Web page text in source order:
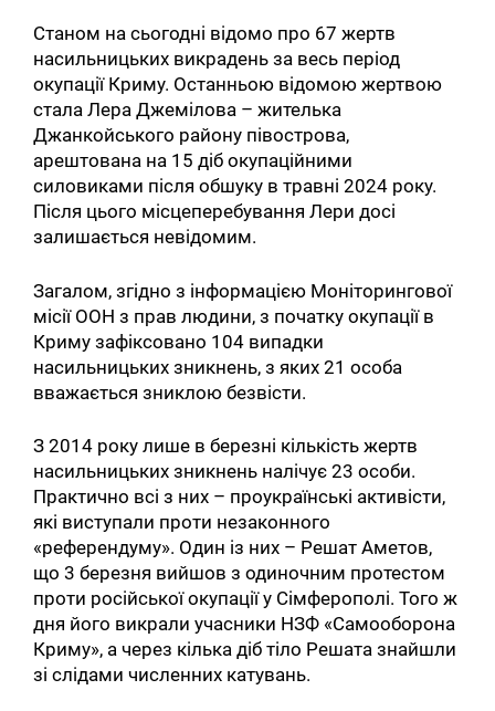
Станом на сьогодні відомо про 67 жертв
насильницьких викрадень за весь період
окупації Криму. Останньою відомою жертвою
стала Лера Джемілова – жителька
Джанкойського району півострова,
арештована на 15 діб окупаційними
силовиками після обшуку в травні 2024 року.
Після цього місцеперебування Лери досі
залишається невідомим.
Загалом, згідно з інформацією Моніторингової
місії ООН з прав людини, з початку окупації в
Криму зафіксовано 104 випадки
насильницьких зникнень, з яких 21 особа
вважається зниклою безвісти.
З 2014 року лише в березні кількість жертв
насильницьких зникнень налічує 23 особи.
Практично всі з них – проукраїнські активісти,
які виступали проти незаконного
«референдуму». Один із них – Решат Аметов,
що 3 березня вийшов з одиночним протестом
проти російської окупації у Сімферополі. Того ж
дня його викрали учасники НЗФ «Самооборона
Криму», а через кілька діб тіло Решата знайшли
зі слідами численних катувань.